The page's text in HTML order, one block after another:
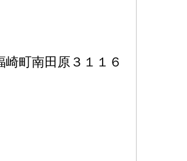
町南田原３１１６